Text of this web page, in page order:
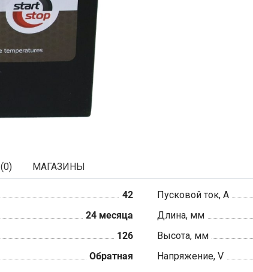
0) МАГАЗИНЫ
42 Пусковой ток, А
24 месяца Длина, мм
126 Высота, мм
Обратная Напряжение, V